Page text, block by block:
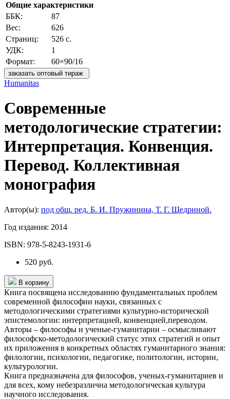
Общие характеристики
ББК:
87
Вес:
626
Страниц:
526 с.
УДК:
1
Формат:
60×90/16
заказать оптовый тираж
Humanitas
Современные
методологические стратегии:
Интерпретация. Конвенция.
Перевод. Коллективная
монография
Автор(ы): под общ. ред. Б. И. Пружинина, Т. Г. Щедриной.
Год издания: 2014
ISBN: 978-5-8243-1931-6
520 руб.
В корзину
Книга посвящена исследованию фундаментальных проблем
современной философии науки, связанных с
методологическими стратегиями культурно-исторической
эпистемологии: интерпретацией, конвенцией,переводом.
Авторы – философы и ученые-гуманитарии – осмысливают
философско-методологический статус этих стратегий и опыт
их приложения в конкретных областях гуманитарного знания:
филологии, психологии, педагогике, политологии, истории,
культурологии.
Книга предназначена для философов, ученых-гуманитариев и
для всех, кому небезразлична методологическая культура
научного исследования.